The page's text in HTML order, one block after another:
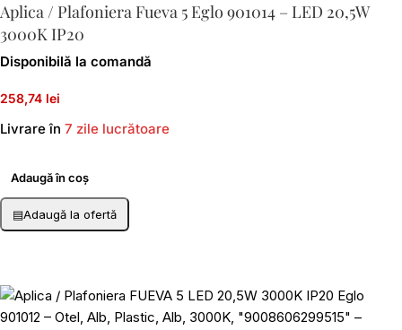
Aplica / Plafoniera Fueva 5 Eglo 901014 – LED 20,5W
3000K IP20
Disponibilă la comandă
258,74 lei
Livrare în 7 zile lucrătoare
Adaugă în coș
▤Adaugă la ofertă